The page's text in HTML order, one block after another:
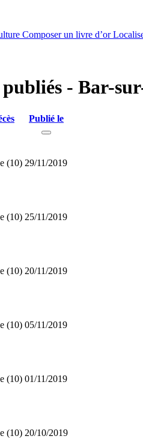
Composer un livre d’or
- Bar-
Publié le
(10) 29/11/2019
(10) 25/11/2019
(10) 20/11/2019
(10) 05/11/2019
(10) 01/11/2019
(10) 20/10/2019